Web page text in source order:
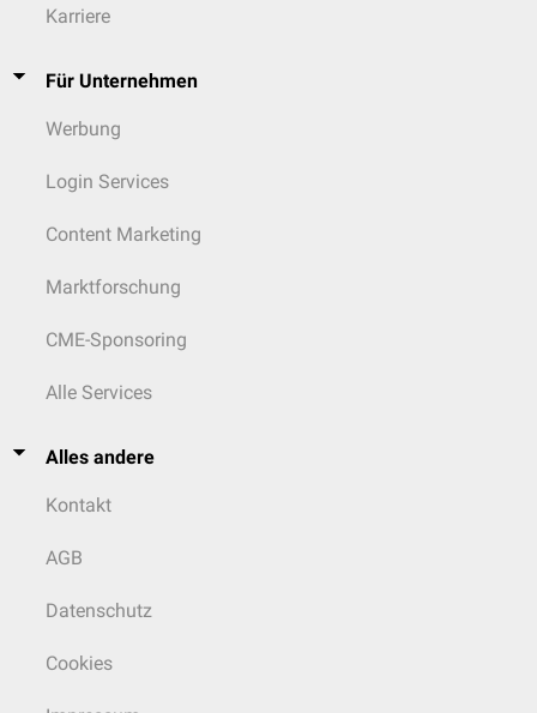
Karriere
Für Unternehmen
Werbung
Login Services
Content Marketing
Marktforschung
CME-Sponsoring
Alle Services
Alles andere
Kontakt
AGB
Datenschutz
Cookies